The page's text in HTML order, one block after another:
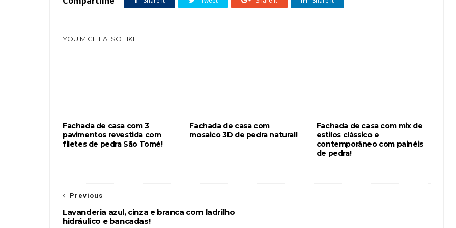
YOU MIGHT ALSO LIKE
Fachada de casa com 3
pavimentos revestida com
filetes de pedra São Tomé!
Fachada de casa com
mosaico 3D de pedra natural!
Fachada de casa com mix de
estilos clássico e
contemporâneo com painéis
de pedra!
Previous
Lavanderia azul, cinza e branca com ladrilho
hidráulico e bancadas!